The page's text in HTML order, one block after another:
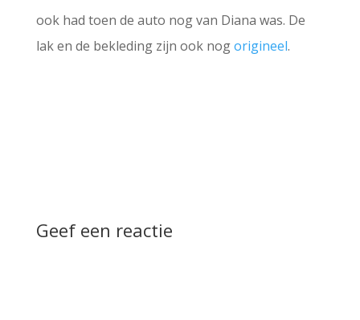
ook had toen de auto nog van Diana was. De
lak en de bekleding zijn ook nogorigineel.
Geef een reactie